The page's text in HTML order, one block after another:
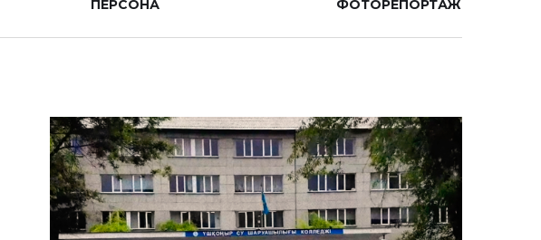
ПЕРСОНА ФОТОРЕПОРТАЖ